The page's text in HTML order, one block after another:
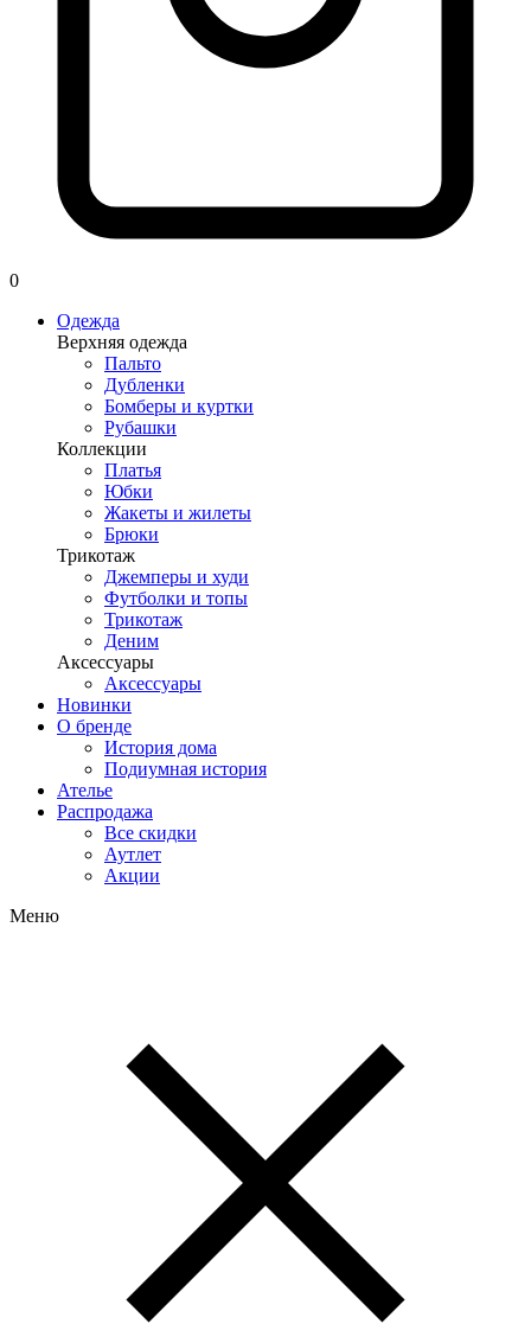
0
Одежда
Верхняя одежда
Пальто
Дубленки
Бомберы и куртки
Рубашки
Коллекции
Платья
Юбки
Жакеты и жилеты
Брюки
Трикотаж
Джемперы и худи
Футболки и топы
Трикотаж
Деним
Аксессуары
Аксессуары
Новинки
О бренде
История дома
Подиумная история
Ателье
Распродажа
Все скидки
Аутлет
Акции
Меню